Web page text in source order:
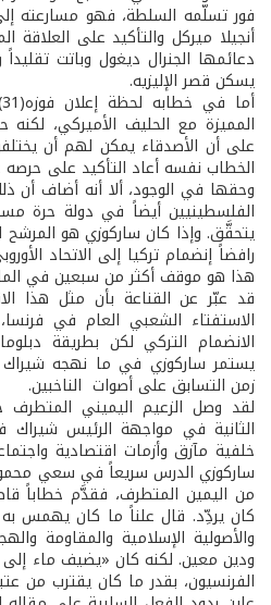
فور تسلّمه السلطة، فهو مسارعته
أنجيلا ميركل والتأكيد على العلاقة
دعائمها الجنرال ديغول وباتت
يسكن قصر الإليزيه.
المميزة مع الحليف الأميركي،
على أن الأصدقاء يمكن لهم أن
الخطاب نفسه أعاد التأكيد على
وحقها في الوجود، ألا أنه أضاف أن
الفلسطينيين أيضاً في دولة حرة
يتحقَّق. وإذا كان ساركوزي هو المرشح
رافضاً إنضمام تركيا إلى الاتحاد
هذا هو موقف أكثر من سبعين في
قد عبّر عن القناعة بأن مثل هذا
الاستفتاء الشعبي العام في
الانضمام التركي لكن بطريقة
يستمر ساركوزي في ما نهجه
زمن التسابق على أصوات الناخبين.
لقد وصل الزعيم اليميني المتطرف
خلفية مآزق وأزمات اقتصادية
ساركوزي الدرس سريعاً في سعي
من اليمين المتطرف، فقدَّم خطاباً
كان يردِّد. قال علناً ما كان يهمس
والأصولية الإسلامية والمقاومة
ودين معين. لكنه كان «يضيف ماء إلى
الفرنسيون، بقدر ما كان يقترب من